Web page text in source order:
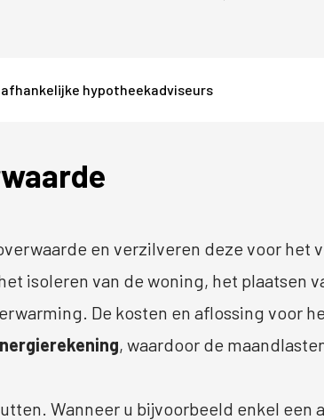
hypotheekadviseurs
en verzilveren deze voor het
isoleren van de woning, het plaatsen
De kosten en aflossing voor
, waardoor de
Wanneer u bijvoorbeeld enkel een